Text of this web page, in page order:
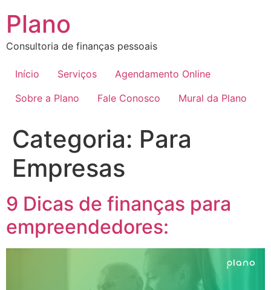
Plano
Consultoria de finanças pessoais
Início Serviços
Agendamento Online
Sobre a Plano
Fale Conosco Mural da Plano
Categoria: Para
Empresas
9 Dicas de finanças para
empreendedores: